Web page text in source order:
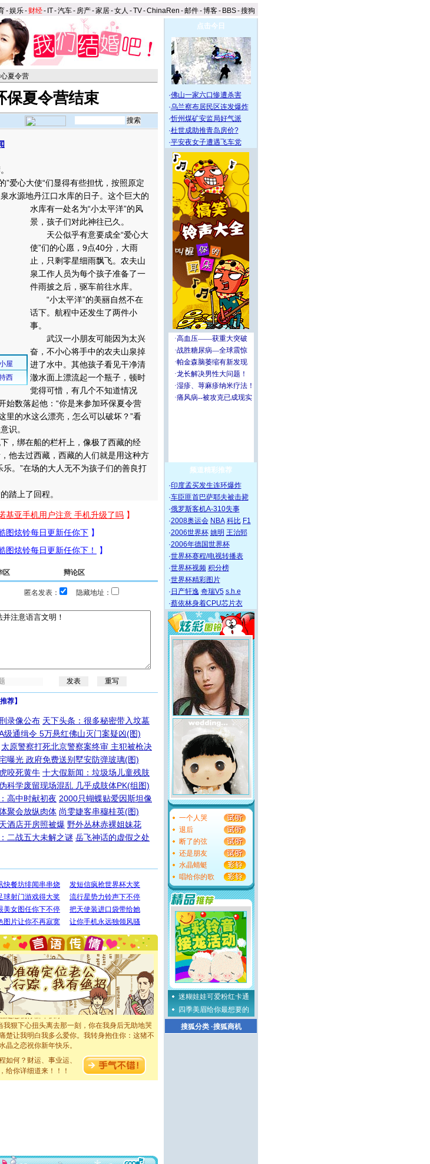
-娱乐- 财经- IT-汽车- 房产-家居-女人 -TV-ChinaRen -邮件-博客- BBS-搜狗
夏令营
保夏令营结束
爱心大使“们显得有些担忧，按照原定
水源地丹江口水库的日子。 这个巨大的
水库有一处名为“小太平洋”的风
景，孩子们对此神往已久。
天公似乎有意要成全“爱心大
使”们的心愿，9点40分，大雨
止，只剩零星细雨飘飞。农夫山
泉工作人员为每个孩子准备了一
件雨披之后，驱车前往水库。
“小太平洋”的美丽自然不在
话下。航程中还发生了两件小
事。
武汉一小朋友可能因为太兴
奋，不小心将手中的农夫山泉掉
进了水中。其他孩子看见干净清
澈水面上漂流起一个瓶子，顿时
觉得可惜，有几个不知道情况
始数落起他：“你是来参加环保夏令营
里的水这么漂亮，怎么可以破坏？”看
识。
绑在船的栏杆上，像极了西藏的经
他去过西藏，西藏的人们就是用这种方
。”在场的大人无不为孩子们的善良打
上了回程。
区 辩论区
匿名发表：
隐藏地址：
荐】
录像公布 天下头条：很多秘密带入坟墓
级通缉令 5万悬红佛山灭门案疑凶(图)
太原警察打死北京警察案终审 主犯被枪决
曝光 政府免费送别墅安防弹玻璃(图)
咬死黄牛 十大假新闻：垃圾场儿童残肢
科学废留现场混乱 几乎成肢体PK(组图)
高中时献初夜 2000只蝴蝶贴爱因斯坦像
聚会放纵肉体 尚雯婕客串穆桂英(图)
酒店开房照被爆 野外丛林赤裸姐妹花
二战五大未解之谜 岳飞神话的虚假之处
，只有给你五千万：千万快乐！千万要健康！千万
！千万要知足！千万不要忘记我！
]不只这样的日子才会想起你,而是这样的日子才
光明地骚扰你,告诉你,圣诞要快乐!新年要快乐!天天
]奉上一颗祝福的心,在这个特别的日子里,愿幸福,
,鲜花,一切美好的祝愿与你同在.圣诞快乐!
到你我会触电；看不到你我要充电；没有你我会
你是我职业，想你是我事业，抱你是我特长，吻
业！水晶之恋祝你新年快乐
果上天让我许三个愿望，一是今生今世和你在一
再生再世和你在一起；三是三生三世和你不再分
之恋祝你新年快乐
我狠下心扭头离去那一刻，你在我身后无助地哭
楚让我明白我多么爱你。我转身抱住你：这猪不
晶之恋祝你新年快乐。
柔雨润好月圆，半岛铁盒伴身边，每日尽显开心
春来似水如烟，劳碌人生需尽欢！听一曲轻歌，
安！新年吉祥万事如愿
说薰衣草有四片叶子：第一片叶子是信仰，第二
噢!
如何？财运、事业运、
给你详细道来！！！
点击今日
·佛山一家六口惨遭杀害
·乌兰察布居民区连发爆炸
·忻州煤矿安监局好气派
·杜世成助推青岛房价?
·平安夜女子遭遇飞车党
频道精彩推荐
·印度孟买发生连环爆炸
·车臣匪首巴萨耶夫被击毙
·俄罗斯客机A-310失事
·2008奥运会 NBA 科比 F1
·2006世界杯 姚明 王治郅
·2006年德国世界杯
·世界杯赛程/电视转播表
·世界杯视频 积分榜
·世界杯精彩图片
· 日产轩逸 奇瑞V5 s.h.e
·蔡依林身着CPU芯片衣
一个人哭
退后
断了的弦
还是朋友
水晶蜻蜓
唱给你的歌
迷糊娃娃可爱粉红卡通
四季美眉给你最想要的
搜狐分类·搜狐商机